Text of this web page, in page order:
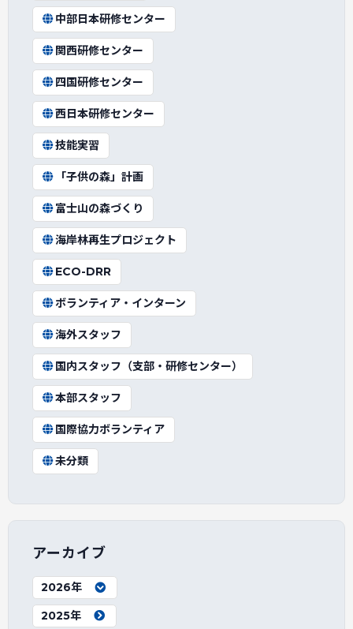
中部日本研修センター
関西研修センター
四国研修センター
西日本研修センター
技能実習
「子供の森」計画
富士山の森づくり
海岸林再生プロジェクト
ECO-DRR
ボランティア・インターン
海外スタッフ
国内スタッフ（支部・研修センター）
本部スタッフ
国際協力ボランティア
未分類
アーカイブ
2026年
2025年